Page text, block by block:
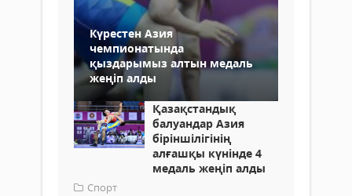
Күрестен Азия
чемпионатында
қыздарымыз алтын медаль
жеңіп алды
Қазақстандық
балуандар Азия
біріншілігінің
алғашқы күнінде 4
медаль жеңіп алды
Спорт